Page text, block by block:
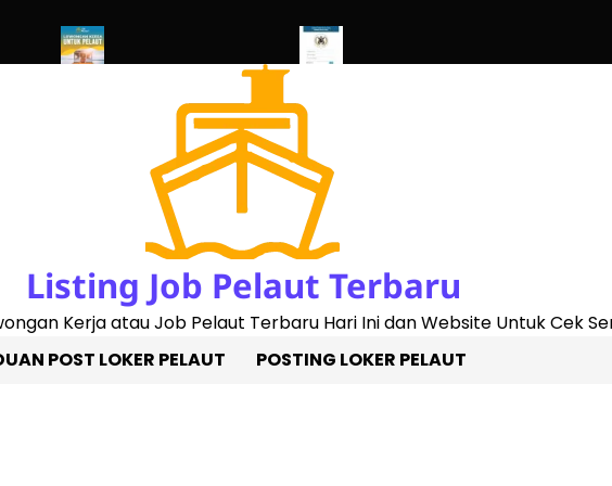
Listing Job Pelaut Terbaru
Kerja atau Job Pelaut Terbaru Hari Ini dan Website Untuk Cek
POST LOKER PELAUT POSTING LOKER PELAUT